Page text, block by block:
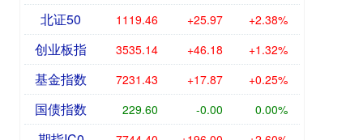
北证50 1119.46 +25.97 +2.38%
创业板指 3535.14 +46.18 +1.32%
基金指数 7231.43 +17.87 +0.25%
国债指数 229.60 -0.00 0.00%